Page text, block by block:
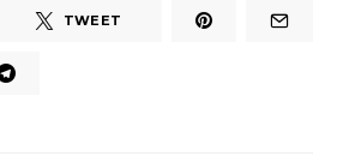
TWEET